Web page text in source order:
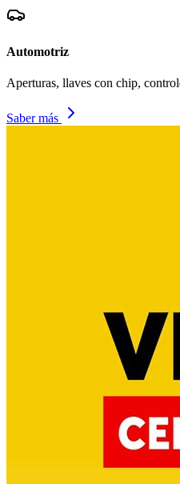
Automotriz
Aperturas, llaves con chip,
Saber más